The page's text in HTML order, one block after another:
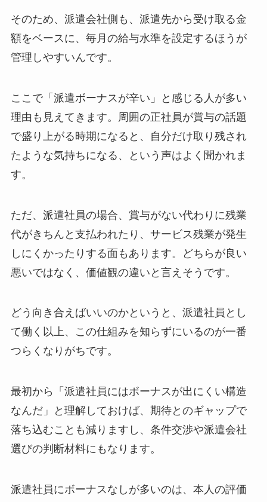
そのため、派遣会社側も、派遣先から受け取る金
額をベースに、毎月の給与水準を設定するほうが
管理しやすいんです。
ここで「派遣ボーナスが辛い」と感じる人が多い
理由も見えてきます。周囲の正社員が賞与の話題
で盛り上がる時期になると、自分だけ取り残され
たような気持ちになる、という声はよく聞かれま
す。
ただ、派遣社員の場合、賞与がない代わりに残業
代がきちんと支払われたり、サービス残業が発生
しにくかったりする面もあります。どちらが良い
悪いではなく、価値観の違いと言えそうです。
どう向き合えばいいのかというと、派遣社員とし
て働く以上、この仕組みを知らずにいるのが一番
つらくなりがちです。
最初から「派遣社員にはボーナスが出にくい構造
なんだ」と理解しておけば、期待とのギャップで
落ち込むことも減りますし、条件交渉や派遣会社
選びの判断材料にもなります。
派遣社員にボーナスなしが多いのは、本人の評価